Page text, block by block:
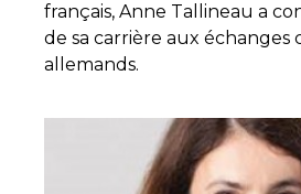
français, Anne Tallineau a
de sa carrière aux
allemands.